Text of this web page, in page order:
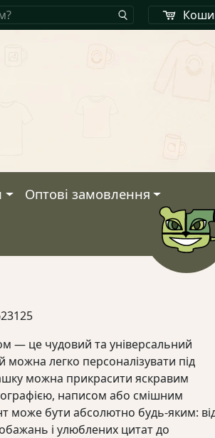
Оптові замовлення
— це чудовий та універсальний
можна легко персоналізувати під
можна прикрасити яскравим
написом або смішним
може бути абсолютно будь-яким:
і улюблених цитат до